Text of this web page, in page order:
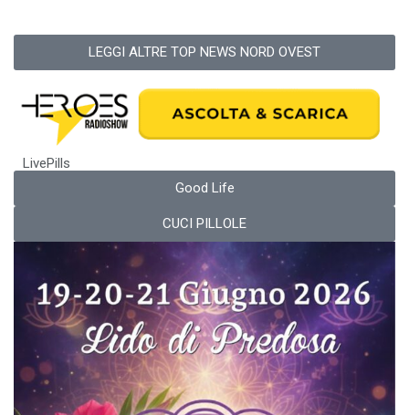
LEGGI ALTRE TOP NEWS NORD OVEST
LivePills
Good Life
CUCI PILLOLE